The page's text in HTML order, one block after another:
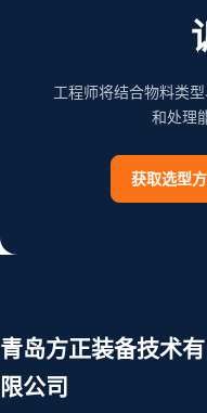
工程师将结合物料类
和处理
获取选型
青岛方正装备技术有
限公司